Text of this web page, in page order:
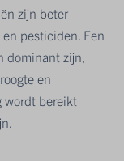
zijn beter
pesticiden. Een
dominant zijn,
en
wordt bereikt